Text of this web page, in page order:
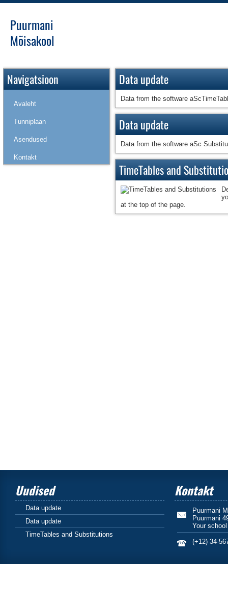
Puurmani
Mõisakool
Navigatsioon
Avaleht
Tunniplaan
Asendused
Kontakt
Data update
Data from the software
Data update
Data from the software aSc
TimeTables and
at the top of the page.
Uudised
Data update
Data update
TimeTables and Substitutions
Kontakt
Puurmani
Puurmani
Your
(+12) 34-